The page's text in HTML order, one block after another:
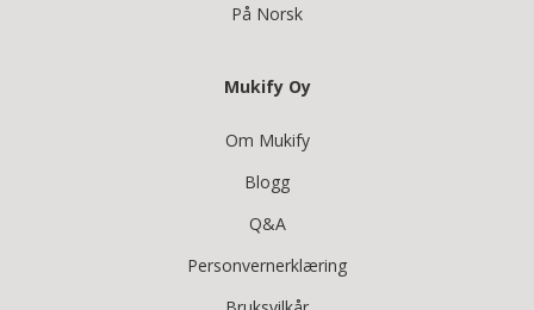
På Norsk
Mukify Oy
Om Mukify
Blogg
Q&A
Personvernerklæring